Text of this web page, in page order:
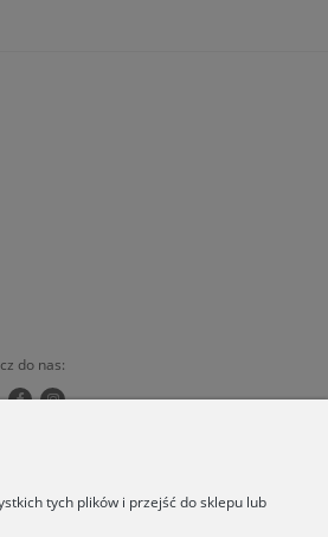
do nas:
tych plików i przejść do sklepu lub